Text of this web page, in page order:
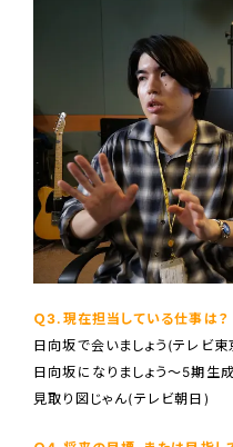
Ｑ3.現在担当している仕事は？
日向坂で会いましょう(テレビ東
日向坂になりましょう〜5期生
見取り図じゃん(テレビ朝日)